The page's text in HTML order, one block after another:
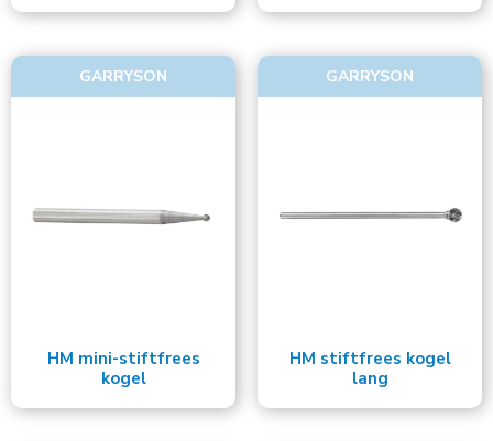
GARRYSON
HM mini-stiftfrees
kogel
GARRYSON
HM stiftfrees kogel
lang